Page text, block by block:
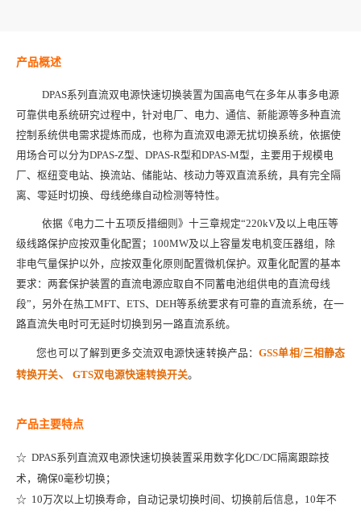
产品概述
DPAS系列直流双电源快速切换装置为国高电气在多年从事多电源
可靠供电系统研究过程中，针对电厂、电力、通信、新能源等多种直流
控制系统供电需求提炼而成，也称为直流双电源无扰切换系统，依据使
用场合可以分为DPAS-Z型、DPAS-R型和DPAS-M型，主要用于规模电
厂、枢纽变电站、换流站、储能站、核动力等双直流系统，具有完全隔
离、零延时切换、母线绝缘自动检测等特性。
依据《电力二十五项反措细则》十三章规定“220kV及以上电压等
级线路保护应按双重化配置；100MW及以上容量发电机变压器组，除
非电气量保护以外，应按双重化原则配置微机保护。双重化配置的基本
要求：两套保护装置的直流电源应取自不同蓄电池组供电的直流母线
段”，另外在热工MFT、ETS、DEH等系统要求有可靠的直流系统，在一
路直流失电时可无延时切换到另一路直流系统。
您也可以了解到更多交流双电源快速转换产品：GSS单相/三相静态
转换开关、 GTS双电源快速转换开关。
产品主要特点
☆ DPAS系列直流双电源快速切换装置采用数字化DC/DC隔离跟踪技
术，确保0毫秒切换；
☆ 10万次以上切换寿命，自动记录切换时间、切换前后信息，10年不